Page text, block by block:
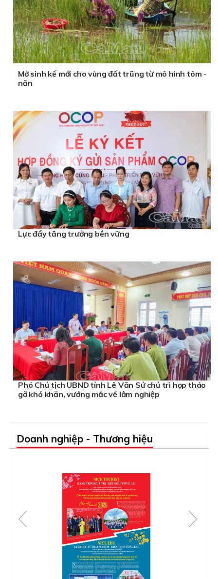
Mở sinh kế mới cho vùng đất trũng từ mô hình tôm -
năn
Lực đẩy tăng trưởng bền vững
Phó Chủ tịch UBND tỉnh Lê Văn Sử chủ trì họp tháo
gỡ khó khăn, vướng mắc về lâm nghiệp
Doanh nghiệp - Thương hiệu